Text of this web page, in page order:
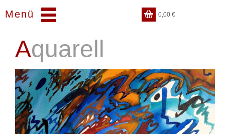
Menü 0,00€
Aquarell